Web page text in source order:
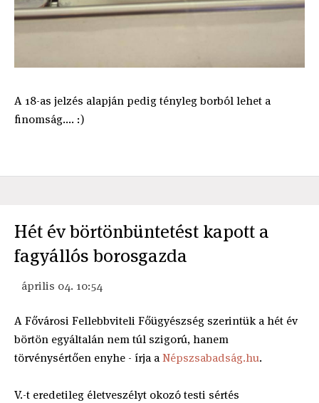
A 18-as jelzés alapján pedig tényleg borból lehet a
finomság.... :)
Hét év börtönbüntetést kapott a
fagyállós borosgazda
április 04. 10:54
A Fővárosi Fellebbviteli Főügyészség szerintük a hét év
börtön egyáltalán nem túl szigorú, hanem
törvénysértően enyhe - írja aNépszsabadság.hu.
V.-t eredetileg életveszélyt okozó testi sértés